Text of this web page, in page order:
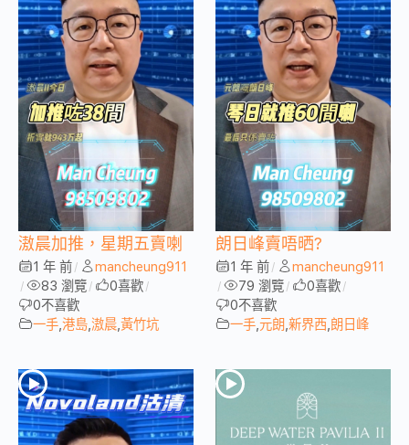
滶晨加推，星期五賣喇
1 年 前 / mancheung911
/ 83 瀏覽 / 0喜歡 /
0不喜歡
一手 港島 滶晨 黃竹坑
朗日峰賣唔晒?
1 年 前 / mancheung911
/ 79 瀏覽 / 0喜歡 /
0不喜歡
一手 元朗 新界西 朗日峰